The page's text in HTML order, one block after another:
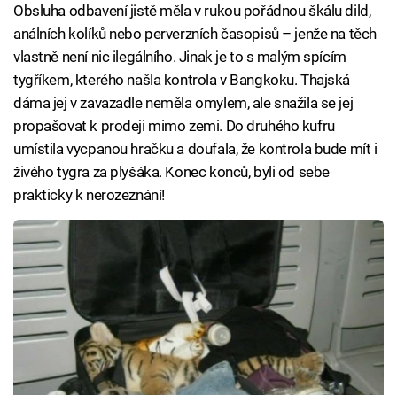
Obsluha odbavení jistě měla v rukou pořádnou škálu dild,
análních kolíků nebo perverzních časopisů – jenže na těch
vlastně není nic ilegálního. Jinak je to s malým spícím
tygříkem, kterého našla kontrola v Bangkoku. Thajská
dáma jej v zavazadle neměla omylem, ale snažila se jej
propašovat k prodeji mimo zemi. Do druhého kufru
umístila vycpanou hračku a doufala, že kontrola bude mít i
živého tygra za plyšáka. Konec konců, byli od sebe
prakticky k nerozeznání!